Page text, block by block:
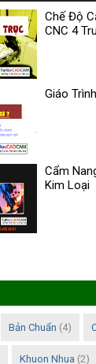
Chế Độ
CNC 4
Giáo
Cẩm
Kim Loại
Bản Chuẩn (4)
Khuon Nhua (2)